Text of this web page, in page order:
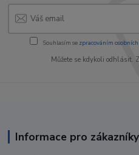
Souhlasím se zpracováním
Můžete se kdykoli odhlásit.
Informace pro zákazníky